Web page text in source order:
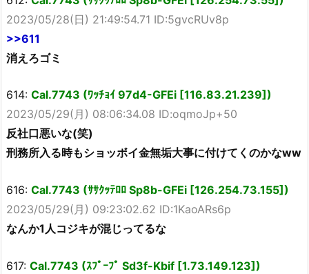
2023/05/28(日) 21:49:54.71 ID:5gvcRUv8p
>>611
消えろゴミ
614: Cal.7743 (ﾜｯﾁｮｲ 97d4-GFEi [116.83.21.239])
2023/05/29(月) 08:06:34.08 ID:oqmoJp+50
反社口悪いな(笑)
刑務所入る時もショッボイ金無垢大事に付けてくのかなww
616: Cal.7743 (ｻｻｸｯﾃﾛﾛ Sp8b-GFEi [126.254.73.155])
2023/05/29(月) 09:23:02.62 ID:1KaoARs6p
なんか1人コジキが混じってるな
617: Cal.7743 (ｽﾌﾟｰﾌﾟ Sd3f-Kbif [1.73.149.123])